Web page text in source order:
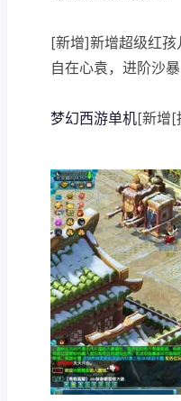
[新增]新增超级红孩
自在心袁，进阶沙
梦幻西游单机[新增[